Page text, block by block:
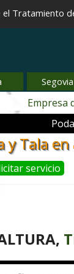
el Tratamiento
EN
MADRID
▼
Segovia
Empresa
y Tala
servicio